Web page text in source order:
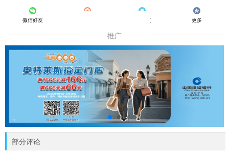
微信好友 QQ好友 更多
推广
部分评论